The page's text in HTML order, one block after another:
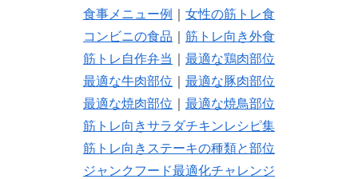
食事メニュー例
女性の筋トレ食
コンビニの食品
筋トレ向き外食
筋トレ自作弁当
最適な鶏肉部位
最適な牛肉部位
最適な豚肉部位
最適な焼肉部位
最適な焼鳥部位
筋トレ向きサラダチキンレシピ集
筋トレ向きステーキの種類と部位
ジャンクフード最適化チャレンジ